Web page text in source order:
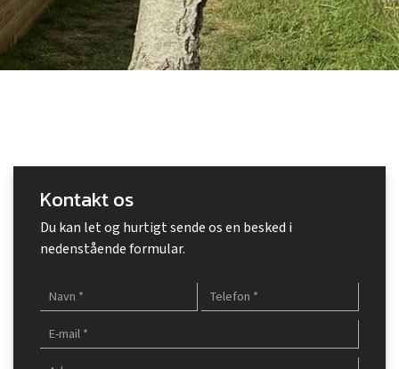
Kontakt os
Du kan let og hurtigt sende os en besked i
nedenstående formular.